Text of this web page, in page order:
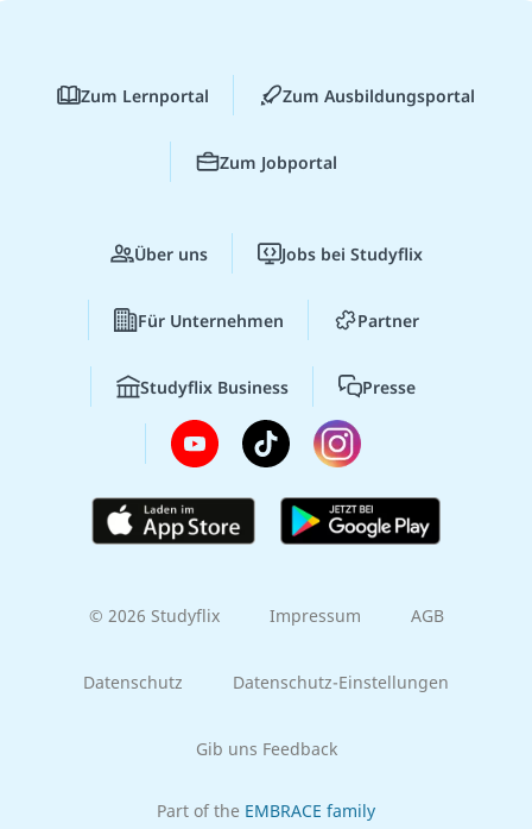
Zum Lernportal Zum Ausbildungsportal
Zum Jobportal
Über uns Jobs bei Studyflix
Für Unternehmen Partner
Studyflix Business Presse
© 2026 Studyflix Impressum AGB
Datenschutz Datenschutz-Einstellungen
Gib uns Feedback
Part of the EMBRACE family